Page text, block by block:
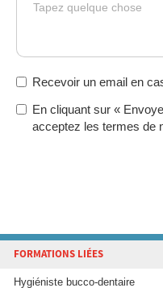
Tapez quelque chose
Recevoir un email en
En cliquant sur «
acceptez les termes de
FORMATIONS LIÉES
Hygiéniste bucco-dentaire